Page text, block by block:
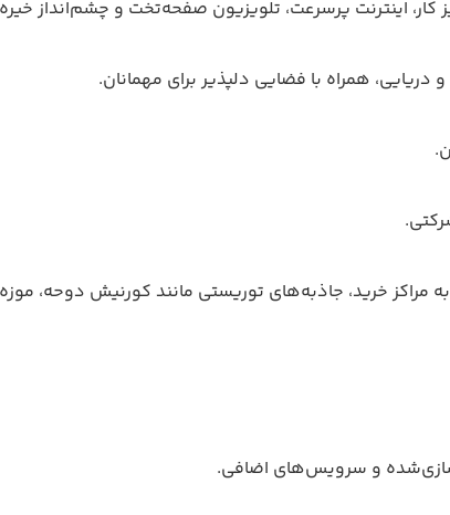
اینترنت پرسرعت، تلویزیون صفحه‌تخت و چشم‌انداز
همراه با فضایی دلپذیر برای مهمانان.
مراکز خرید، جاذبه‌های توریستی مانند کورنیش دوحه،
و سرویس‌های اضافی.